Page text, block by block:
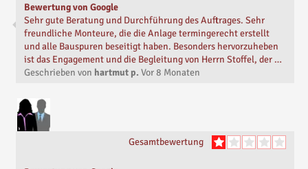
Bewertung von Google
Sehr gute Beratung und Durchführung des Auftrages. Sehr
freundliche Monteure, die die Anlage termingerecht erstellt
und alle Bauspuren beseitigt haben. Besonders hervorzuheben
ist das Engagement und die Begleitung von Herrn Stoffel, der …
Geschrieben von hartmut p. Vor8 Monaten
Gesamtbewertung